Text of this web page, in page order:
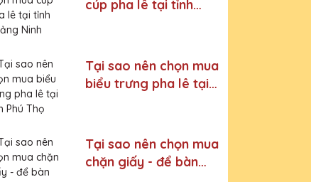
cúp pha lê tại tỉnh
Tại sao nên chọn mua
biểu trưng pha lê tại
Tại sao nên chọn mua
chặn giấy - để bàn